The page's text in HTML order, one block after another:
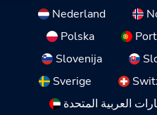
Nederland
Polska
Slovenija
Sverige
العربية المتحدة